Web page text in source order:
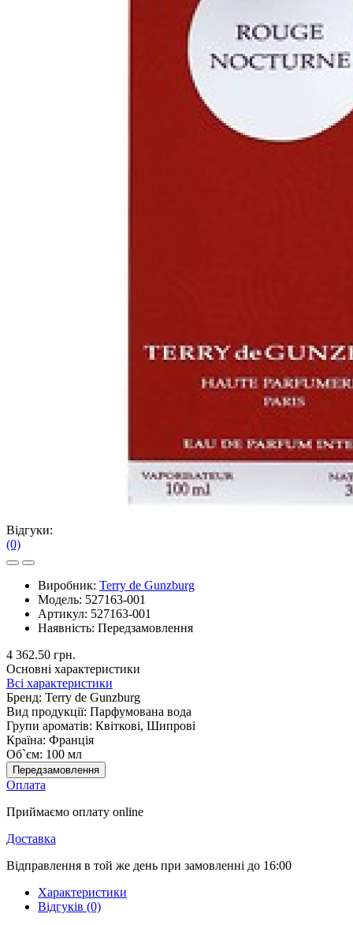
Відгуки:
(0)
Виробник: Terry de Gunzburg
Модель: 527163-001
Артикул: 527163-001
Наявність: Передзамовлення
4 362.50 грн.
Основні характеристики
Всі характеристики
Бренд: Terry de Gunzburg
Вид продукції: Парфумована вода
Групи ароматів: Квіткові, Шипрові
Країна: Франція
Об`єм: 100 мл
Передзамовлення
Оплата
Приймаємо оплату online
Доставка
Відправлення в той же день при замовленні до 16:00
Характеристики
Відгуків (0)